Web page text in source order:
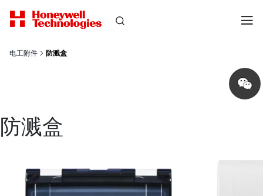
电工附件 防溅盒
Share
on
wechat
防溅盒